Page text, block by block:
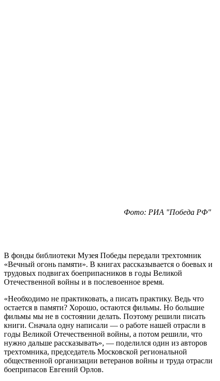
Фото: РИА "Победа РФ"
В фонды библиотеки Музея Победы передали трехтомник
«Вечный огонь памяти». В книгах рассказывается о боевых и
трудовых подвигах боеприпасников в годы Великой
Отечественной войны и в послевоенное время.
«Необходимо не практиковать, а писать практику. Ведь что
остается в памяти? Хорошо, остаются фильмы. Но большие
фильмы мы не в состоянии делать. Поэтому решили писать
книги. Сначала одну написали — о работе нашей отрасли в
годы Великой Отечественной войны, а потом решили, что
нужно дальше рассказывать», — поделился один из авторов
трехтомника, председатель Московской региональной
общественной организации ветеранов войны и труда отрасли
боеприпасов Евгений Орлов.